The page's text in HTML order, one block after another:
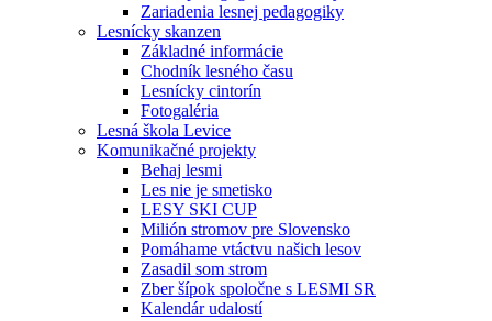
Zariadenia lesnej pedagogiky
Lesnícky skanzen
Základné informácie
Chodník lesného času
Lesnícky cintorín
Fotogaléria
Lesná škola Levice
Komunikačné projekty
Behaj lesmi
Les nie je smetisko
LESY SKI CUP
Milión stromov pre Slovensko
Pomáhame vtáctvu našich lesov
Zasadil som strom
Zber šípok spoločne s LESMI SR
Kalendár udalostí